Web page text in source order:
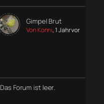
Gimpel Brut
Von Konni, 1 Jahr vor
Das Forum ist leer.